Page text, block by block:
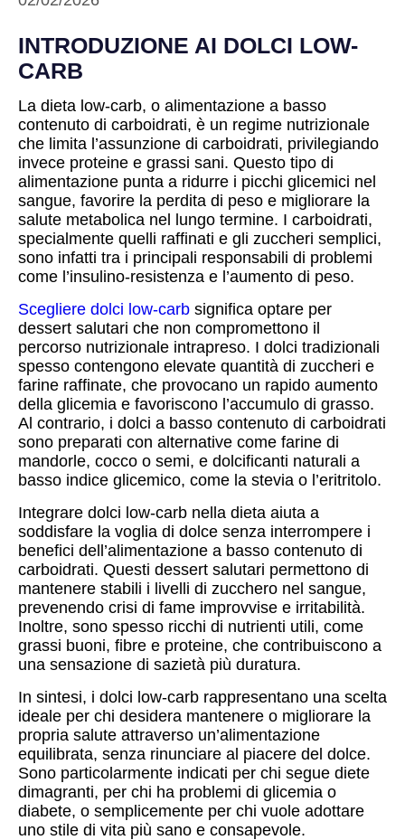
INTRODUZIONE AI DOLCI LOW-
CARB
La dieta low-carb, o alimentazione a basso
contenuto di carboidrati, è un regime nutrizionale
che limita l’assunzione di carboidrati, privilegiando
invece proteine e grassi sani. Questo tipo di
alimentazione punta a ridurre i picchi glicemici nel
sangue, favorire la perdita di peso e migliorare la
salute metabolica nel lungo termine. I carboidrati,
specialmente quelli raffinati e gli zuccheri semplici,
sono infatti tra i principali responsabili di problemi
come l’insulino-resistenza e l’aumento di peso.
Scegliere dolci low-carb significa optare per
dessert salutari che non compromettono il
percorso nutrizionale intrapreso. I dolci tradizionali
spesso contengono elevate quantità di zuccheri e
farine raffinate, che provocano un rapido aumento
della glicemia e favoriscono l’accumulo di grasso.
Al contrario, i dolci a basso contenuto di carboidrati
sono preparati con alternative come farine di
mandorle, cocco o semi, e dolcificanti naturali a
basso indice glicemico, come la stevia o l’eritritolo.
Integrare dolci low-carb nella dieta aiuta a
soddisfare la voglia di dolce senza interrompere i
benefici dell’alimentazione a basso contenuto di
carboidrati. Questi dessert salutari permettono di
mantenere stabili i livelli di zucchero nel sangue,
prevenendo crisi di fame improvvise e irritabilità.
Inoltre, sono spesso ricchi di nutrienti utili, come
grassi buoni, fibre e proteine, che contribuiscono a
una sensazione di sazietà più duratura.
In sintesi, i dolci low-carb rappresentano una scelta
ideale per chi desidera mantenere o migliorare la
propria salute attraverso un’alimentazione
equilibrata, senza rinunciare al piacere del dolce.
Sono particolarmente indicati per chi segue diete
dimagranti, per chi ha problemi di glicemia o
diabete, o semplicemente per chi vuole adottare
uno stile di vita più sano e consapevole.